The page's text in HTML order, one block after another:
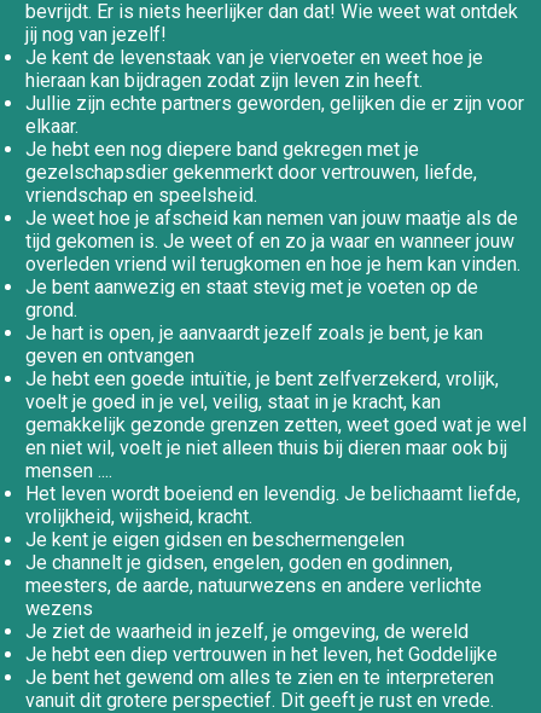
bevrijdt. Er is niets heerlijker dan dat! Wie weet wat ontdek
jij nog van jezelf!
Je kent de levenstaak van je viervoeter en weet hoe je
hieraan kan bijdragen zodat zijn leven zin heeft.
Jullie zijn echte partners geworden, gelijken die er zijn voor
elkaar.
Je hebt een nog diepere band gekregen met je
gezelschapsdier gekenmerkt door vertrouwen, liefde,
vriendschap en speelsheid.
Je weet hoe je afscheid kan nemen van jouw maatje als de
tijd gekomen is. Je weet of en zo ja waar en wanneer jouw
overleden vriend wil terugkomen en hoe je hem kan vinden.
Je bent aanwezig en staat stevig met je voeten op de
grond.
Je hart is open, je aanvaardt jezelf zoals je bent, je kan
geven en ontvangen
Je hebt een goede intuïtie, je bent zelfverzekerd, vrolijk,
voelt je goed in je vel, veilig, staat in je kracht, kan
gemakkelijk gezonde grenzen zetten, weet goed wat je wel
en niet wil, voelt je niet alleen thuis bij dieren maar ook bij
mensen ....
Het leven wordt boeiend en levendig. Je belichaamt liefde,
vrolijkheid, wijsheid, kracht.
Je kent je eigen gidsen en beschermengelen
Je channelt je gidsen, engelen, goden en godinnen,
meesters, de aarde, natuurwezens en andere verlichte
wezens
Je ziet de waarheid in jezelf, je omgeving, de wereld
Je hebt een diep vertrouwen in het leven, het Goddelijke
Je bent het gewend om alles te zien en te interpreteren
vanuit dit grotere perspectief. Dit geeft je rust en vrede.